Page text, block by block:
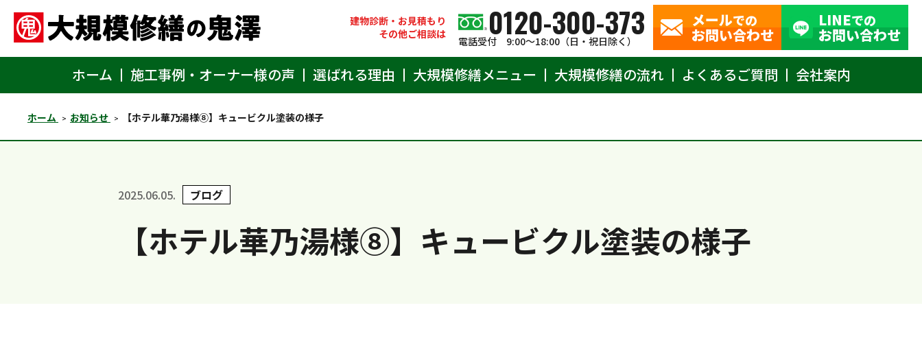
建物診断・お見積もり
その他ご相談は
0120-300-373
電話受付 9:00〜18:00（日・祝日除く）
メールでの
お問い合わせ
LINEでの
お問い合わせ
ホーム
施工事例・オーナー様の声 選ばれる理由 大規模修繕メニュー 大規模修繕の流れ よくあるご質問 会社案内
ホーム お知らせ 【ホテル華乃湯様⑧】キュービクル塗装の様子
2025.06.05. ブログ
【ホテル華乃湯様⑧】キュービクル塗装の様子